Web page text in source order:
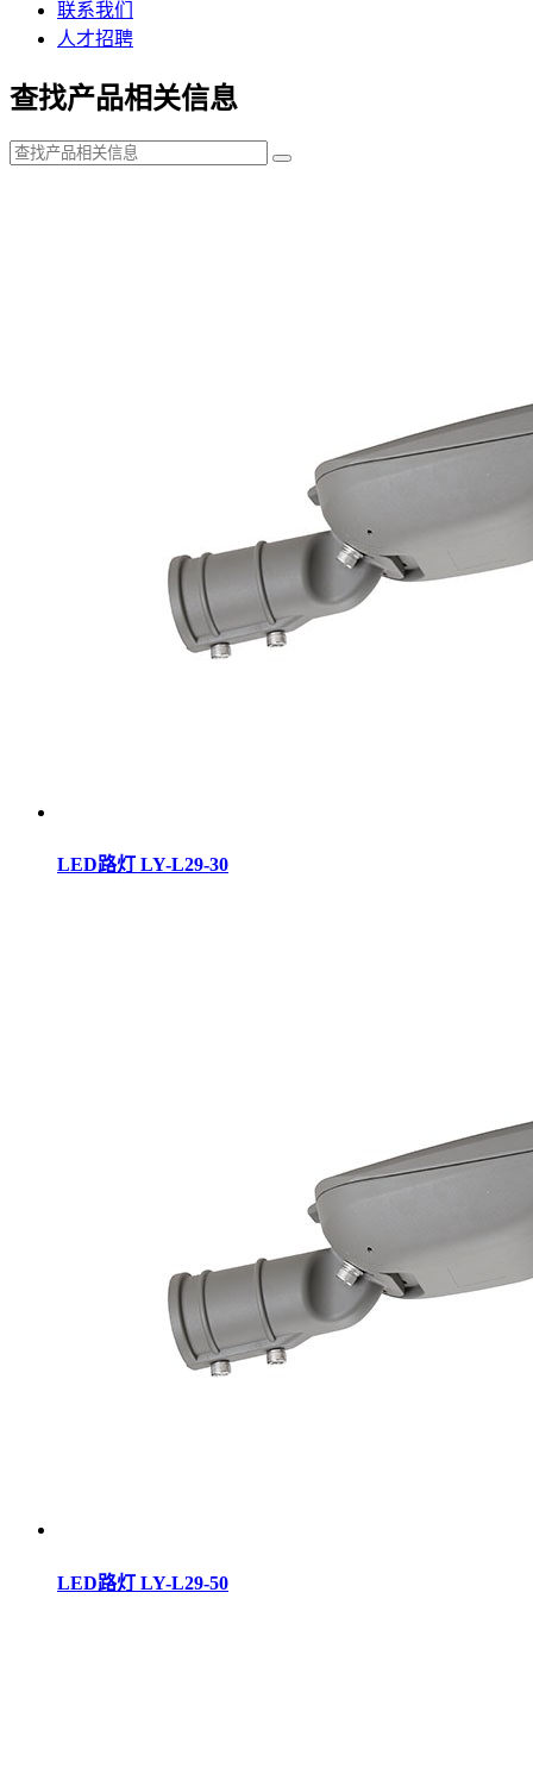
联系我们
人才招聘
查找产品相关信息
LED路灯 LY-L29-30
LED路灯 LY-L29-50